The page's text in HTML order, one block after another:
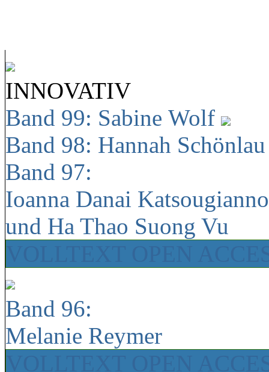
INNOVATIV
Band 99: Sabine Wolf
Band 98: Hannah
Band 97:
Ioanna Danai
und Ha Thao Suong Vu
Band 96:
Melanie Reymer